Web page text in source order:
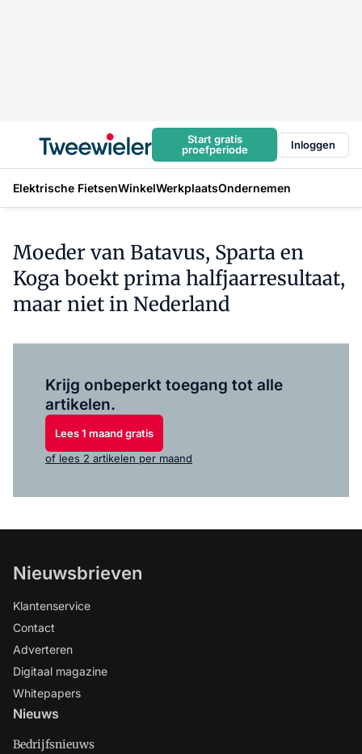
Start gratis
proefperiode
Inloggen
Elektrische FietsenWinkelWerkplaatsOndernemen
Moeder van Batavus, Sparta en
Koga boekt prima halfjaarresultaat,
maar niet in Nederland
Krijg onbeperkt toegang tot alle
artikelen.
Lees 1 maand gratis
of lees 2 artikelen per maand
Nieuwsbrieven
Klantenservice
Contact
Adverteren
Digitaal magazine
Whitepapers
Nieuws
Bedrijfsnieuws